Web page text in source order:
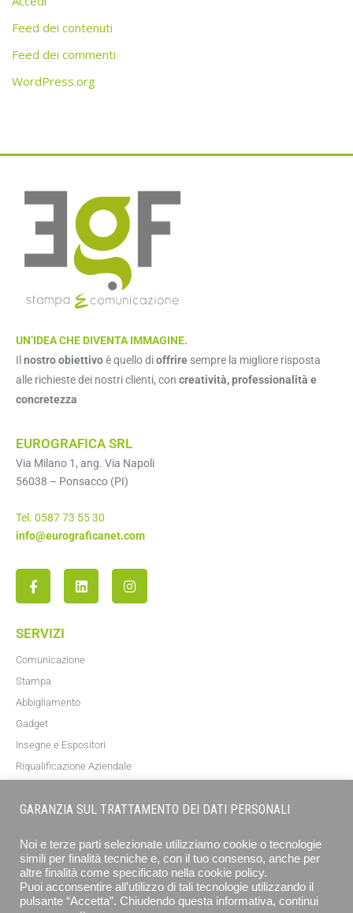
Feed dei contenuti
Feed dei commenti
WordPress.org
UN’IDEA CHE DIVENTA IMMAGINE.
Il nostro obiettivoè quello dioffrire sempre la migliore risposta
alle richieste dei nostri clienti, con creatività, professionalità e
concretezza
EUROGRAFICA SRL
Via Milano 1, ang. Via Napoli
56038 – Ponsacco (PI)
Tel. 0587 73 55 30
info@eurograficanet.com
SERVIZI
Comunicazione
Stampa
Abbigliamento
Gadget
Insegne e Espositori
Riqualificazione Aziendale
GARANZIA SUL TRATTAMENTO DEI DATI PERSONALI
Noi e terze parti selezionate utilizziamo cookie o tecnologie
simili per finalità tecniche e, con il tuo consenso, anche per
altre finalità come specificato nella cookie policy.
Puoi acconsentire all’utilizzo di tali tecnologie utilizzando il
pulsante “Accetta”. Chiudendo questa informativa, continui